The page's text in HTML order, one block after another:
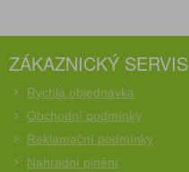
ZÁKAZNICKÝ SERVIS
Rychlá objednávka
Obchodní podmínky
Reklamační podmínky
Náhradní plnění